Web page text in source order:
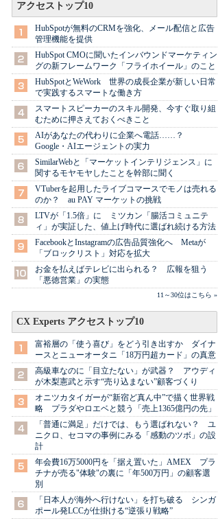
アクセストップ10
HubSpotが無料のCRMを強化、メール配信と広告
管理機能を提供
HubSpot CMOに聞いたインバウンドマーケティン
グの新フレームワーク「フライホイール」のこと
HubSpotとWeWork 世界の成長企業が新しい日常
で実践するスマートな働き方
スマートスピーカーのスキル開発、今すぐ取り組
むために押さえておくべきこと
AIがあなたの代わりに企業へ電話……？
Google・AIエージェントの実力
SimilarWebと「マーケットインテリジェンス」に
関するモヤモヤしたことを幹部に聞く
VTuberを起用したライブコマースでモノは売れる
のか？ au PAY マーケットの挑戦
LTVが「1.5倍」に ミツカン「腸活コミュニテ
ィ」が実証した、値上げ時代に選ばれ続ける方法
FacebookとInstagramの広告品質強化へ Metaが
「ブロックリスト」対応を拡大
お金を払えばテレビに出られる？ 広報を狙う
「悪徳営業」の実態
11～30位はこちら »
CX Experts アクセストップ10
富裕層の「使う喜び」をどう引き出すか ダイナ
ースとニューオータニ「18万円超カード」の真意
高級車なのに「目立たない」が武器？ アウディ
が木梨憲武と示す“売り込まない”顧客づくり
オニツカタイガーが“新宿ど真ん中”で描く世界戦
略 プラダやロエベと競う「売上1365億円の先」
「普通に満足」だけでは、もう選ばれない？ ユ
ニクロ、セコマの事例にみる「感動のツボ」の設
計
年会費16万5000円を「据え置いた」AMEX プラ
チナが売る"体験"の裏に「年500万円」の顧客選
別
「日本人が海外へ行けない」を打ち破る シンガ
ポール発LCCが仕掛ける“逆張り戦略”